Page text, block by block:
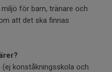
för barn, tränare och
att det ska finnas
(ej konståkningsskola och